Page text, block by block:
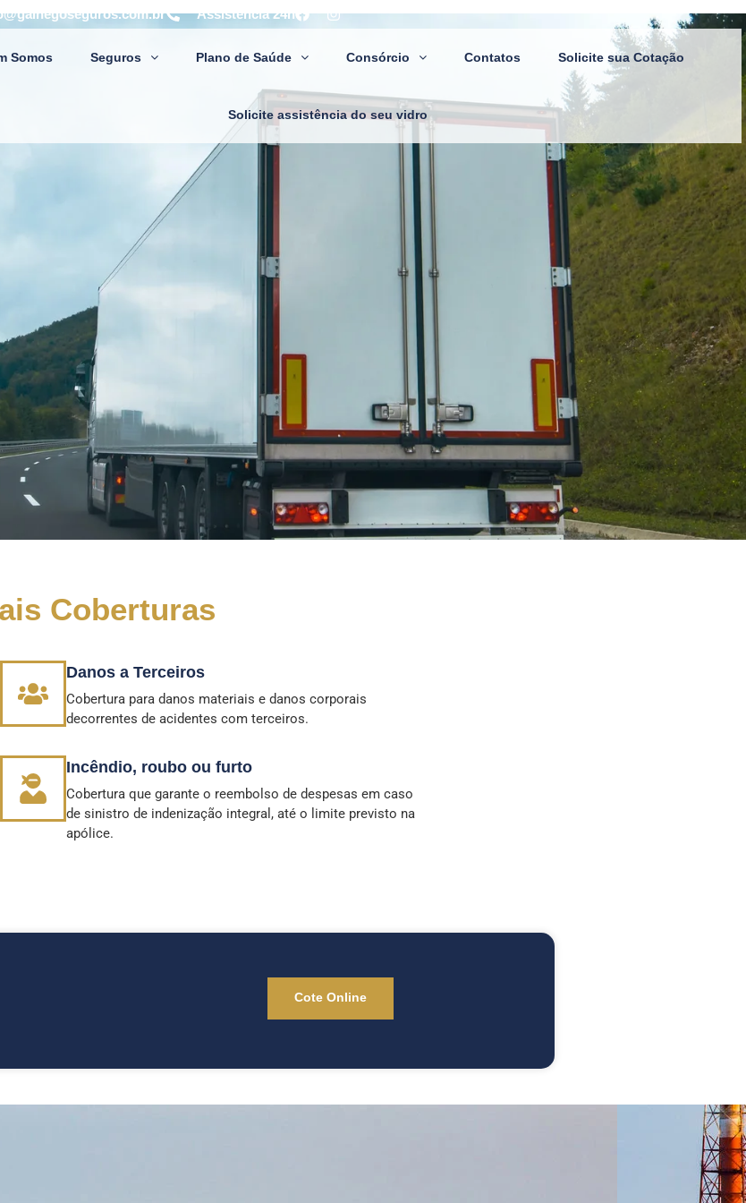
Assistência 24h
Somos Seguros Plano de Saúde Consórcio Contatos Solicite sua Cotação
Solicite assistência do seu vidro
Coberturas
Danos a Terceiros
Cobertura para danos materiais e danos corporais
decorrentes de acidentes com terceiros.
Incêndio, roubo ou furto
Cobertura que garante o reembolso de despesas em caso
de sinistro de indenização integral, até o limite previsto na
apólice.
Cote Online